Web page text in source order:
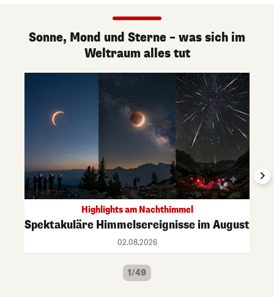
Sonne, Mond und Sterne – was sich im
Weltraum alles tut
Highlights am Nachthimmel
Spektakuläre Himmelsereignisse im August
02.08.2026
1/49